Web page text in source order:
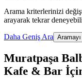
Arama kriterlerinizi
arayarak tekrar
Daha Geniş Ara
Muratpaşa
Kafe & Bar